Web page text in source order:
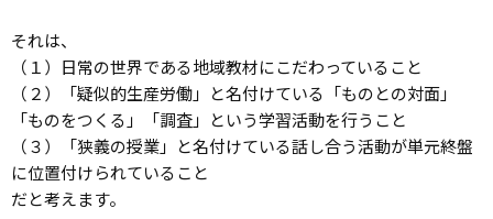
それは、
（１）日常の世界である地域教材にこだわっていること
（２）「疑似的生産労働」と名付けている「ものとの対面」
「ものをつくる」「調査」という学習活動を行うこと
（３）「狭義の授業」と名付けている話し合う活動が単元終盤
に位置付けられていること
だと考えます。